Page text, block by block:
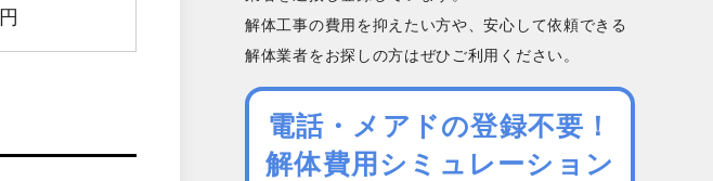
円
解体工事の費用を抑えたい方や、安心して依頼できる
解体業者をお探しの方はぜひご利用ください。
電話・メアドの登録不要！
解体費用シミュレーション